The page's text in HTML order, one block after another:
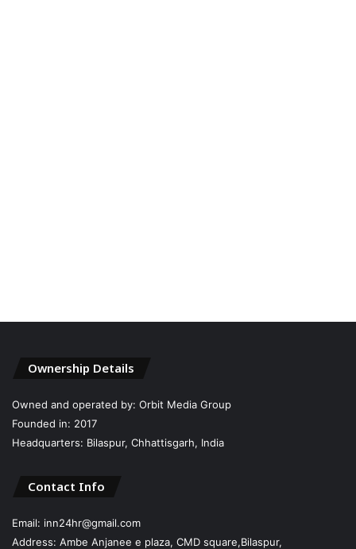
Ownership Details
Owned and operated by: Orbit Media Group
Founded in: 2017
Headquarters: Bilaspur, Chhattisgarh, India
Contact Info
Email: inn24hr@gmail.com
Address: Ambe Anjanee e plaza, CMD square,Bilaspur,